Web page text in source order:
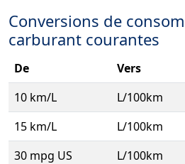
Conversions de
carburant courantes
De Vers
10 km/L
L/100km
15 km/L
L/100km
30 mpg US
L/100km